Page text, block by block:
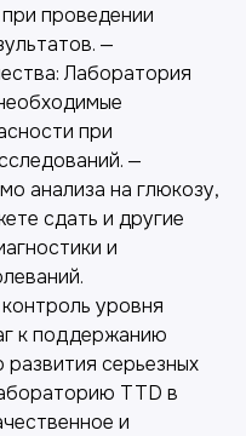
проведении
—
Лаборатория
при
—
анализа на глюкозу,
сдать и другие
и
уровня
к поддержанию
серьезных
TTD в
и
и